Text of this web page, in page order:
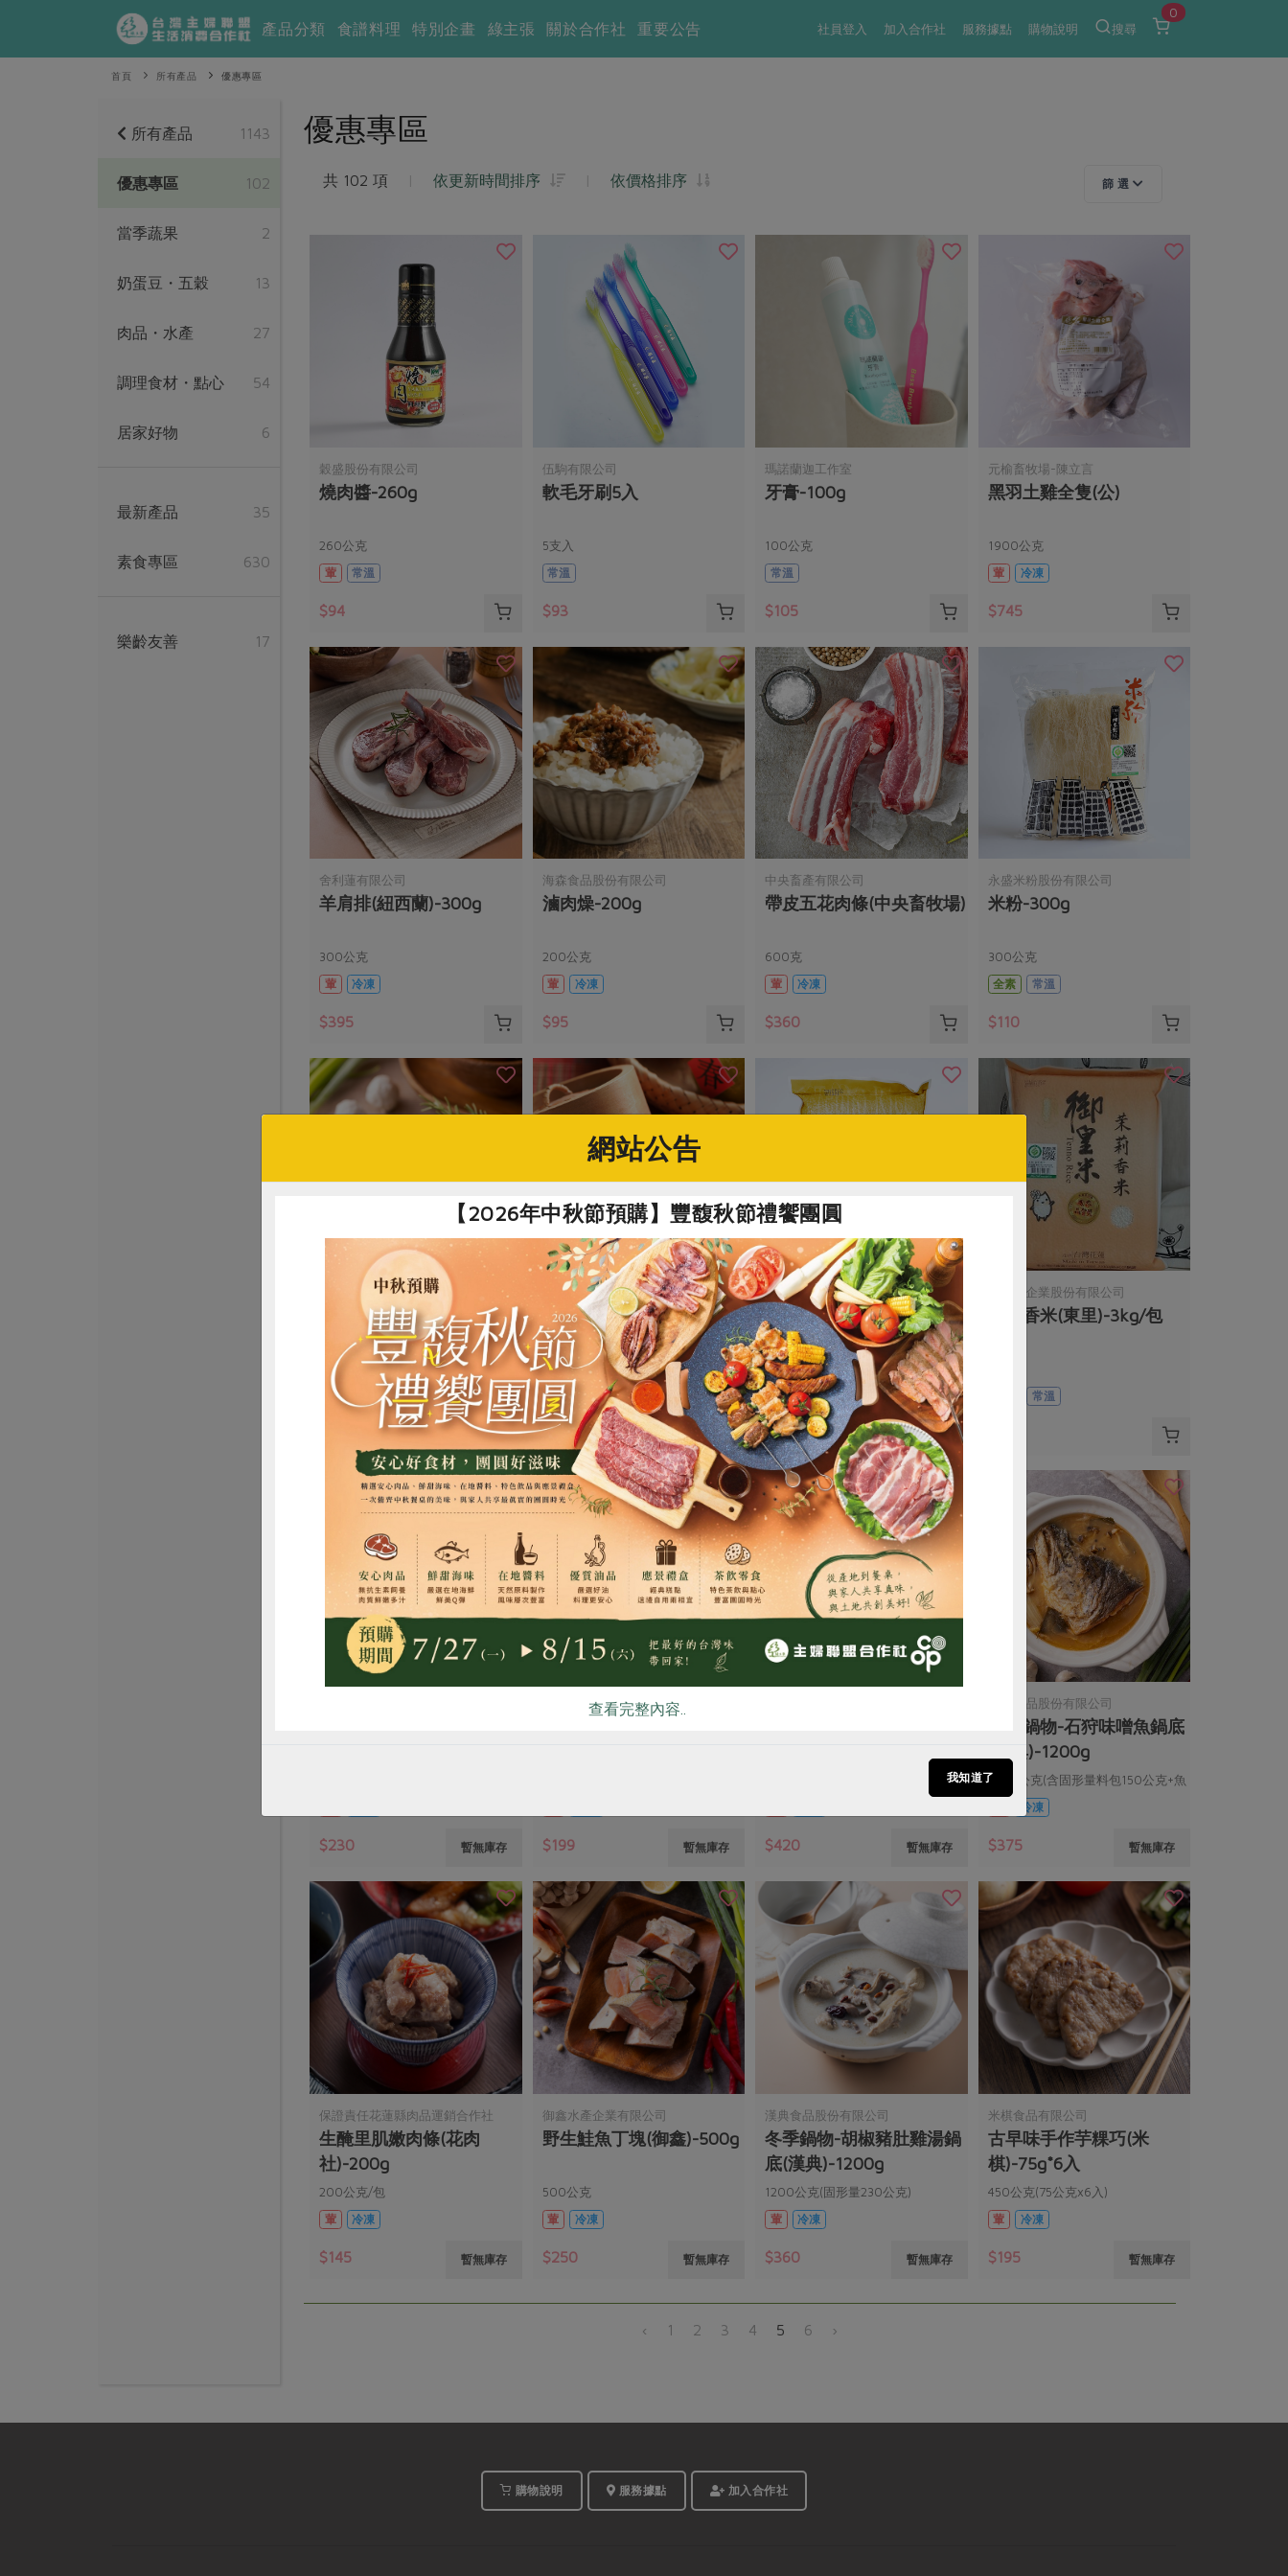
社員登入 加入合作社 服務據點 購物說明 搜尋
0
產品分類 食譜料理 特別企畫 綠主張 關於合作社 重要公告
首頁 所有產品 優惠專區
優惠專區
共 102 項 | 依更新時間排序 | 依價格排序 篩 選
穀盛股份有限公司
燒肉醬-260g
260公克
葷
常溫
$94
伍駒有限公司
軟毛牙刷5入
5支入
常溫
$93
瑪諾蘭迦工作室
牙膏-100g
100公克
常溫
$105
元榆畜牧場-陳立言
黑羽土雞全隻(公)
1900公克
葷
冷凍
$745
舍利蓮有限公司
羊肩排(紐西蘭)-300g
300公克
葷
冷凍
$395
海森食品股份有限公司
滷肉燥-200g
200公克
葷
冷凍
$95
中央畜產有限公司
帶皮五花肉條(中央畜牧場)
600克
葷
冷凍
$360
永盛米粉股份有限公司
米粉-300g
300公克
全素
常溫
$110
正鑫水產加工有限公司
虱目魚丸(無添加磷酸鹽)
500公克
葷
餐御宴食品有限公司
奶皇包
300公克（10粒裝）
奶蛋素
冷凍
$77
御皇米企業股份有限公司
胚芽米(東里)-2kg/包
2kg
全素
常溫
$235
御皇米企業股份有限公司
茉莉香米(東里)-3kg/包
常溫
$230 暫無庫存
柏香肉品有限公司
$199 暫無庫存 $420 暫無庫存
漢典食品股份有限公司
冬季鍋物-石狩味噌魚鍋底
(漢典)-1200g
1200公克(含固形量料包150公克+魚
頭包200公克)
冷凍
$375 暫無庫存
保證責任花蓮縣肉品運銷合作社
生醃里肌嫩肉條(花肉
社)-200g
200公克/包
葷
冷凍
$145 暫無庫存
御鑫水產企業有限公司
野生鮭魚丁塊(御鑫)-500g
500公克
葷
冷凍
$250 暫無庫存
漢典食品股份有限公司
冬季鍋物-胡椒豬肚雞湯鍋
底(漢典)-1200g
1200公克(固形量230公克)
葷
冷凍
$360 暫無庫存
米棋食品有限公司
古早味手作芋粿巧(米
棋)-75g*6入
450公克(75公克x6入)
葷
冷凍
$195 暫無庫存
‹ 1 2 3 4 5 6 ›
所有產品 1143
優惠專區 102
當季蔬果 2
奶蛋豆・五穀 13
肉品・水產 27
調理食材・點心 54
居家好物 6
最新產品 35
素食專區 630
樂齡友善 17
購物說明 服務據點 加入合作社
惜食 RPET 食譜 減硝酸鹽 雞蛋 食安 共同購買
網站公告
【2026年中秋節預購】豐馥秋節禮饗團圓
查看完整內容..
我知道了